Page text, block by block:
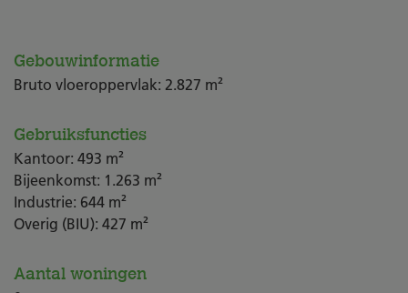
Gebouwinformatie
Bruto vloeroppervlak: 2.827 m²
Gebruiksfuncties
Kantoor: 493 m²
Bijeenkomst: 1.263 m²
Industrie: 644 m²
Overig (BIU): 427 m²
Aantal woningen